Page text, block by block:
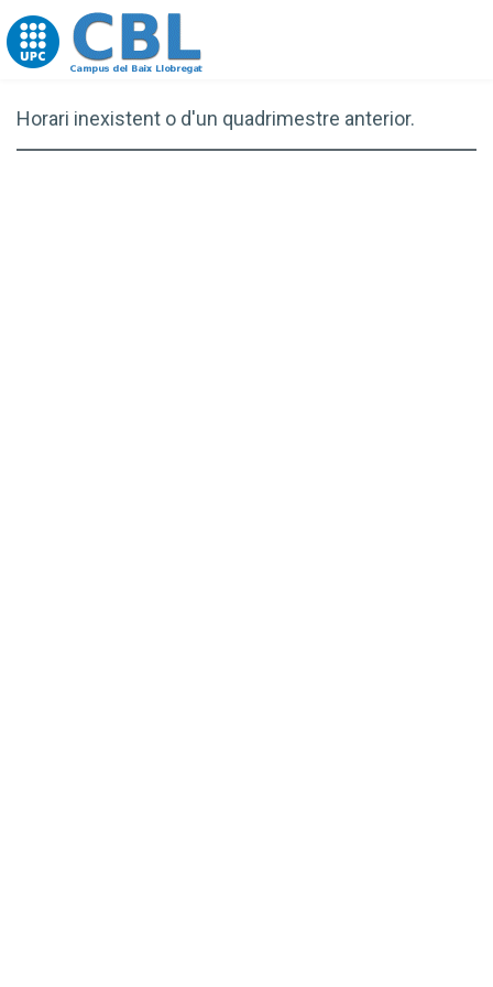
Go to upc.edu
Horari inexistent o d'un quadrimestre anterior.